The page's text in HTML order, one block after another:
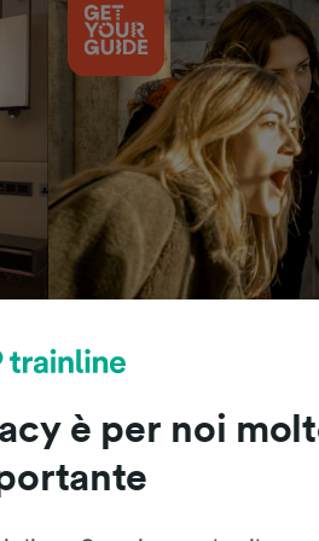
dei nostri viaggiatori
è per noi